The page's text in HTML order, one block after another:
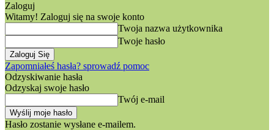
Zaloguj
Witamy! Zaloguj się na swoje konto
Twoja nazwa użytkownika
Twoje hasło
Zapomniałeś hasła? sprowadź pomoc
Odzyskiwanie hasła
Odzyskaj swoje hasło
Twój e-mail
Hasło zostanie wysłane e-mailem.